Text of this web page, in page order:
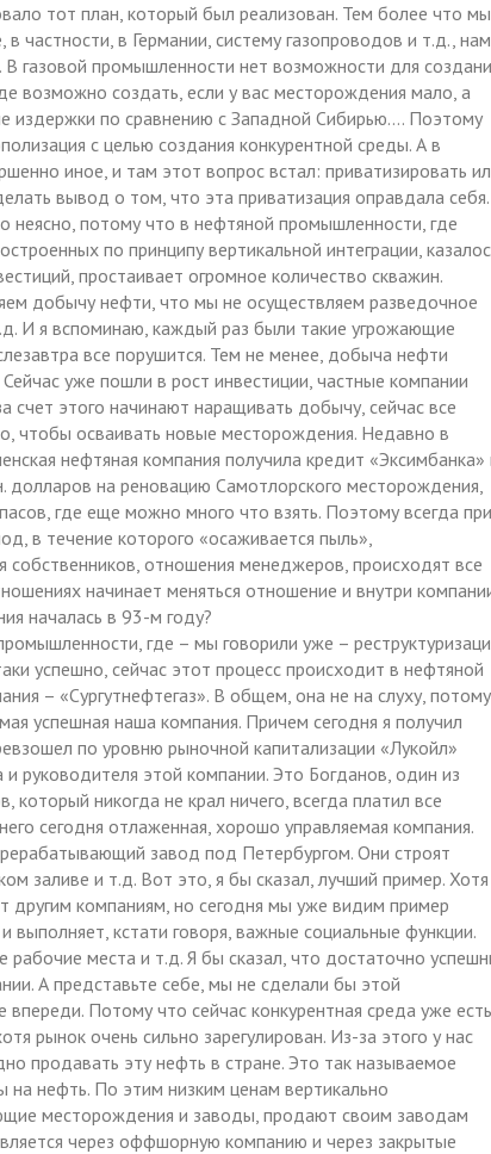
тот план, который был реализован. Тем более что мы
частности, в Германии, систему газопроводов и т.д., нам
газовой промышленности нет возможности для
возможно создать, если у вас месторождения мало, а
издержки по сравнению с Западной Сибирью…. Поэтому
с целью создания конкурентной среды. А в
иное, и там этот вопрос встал: приватизировать
вывод о том, что эта приватизация оправдала себя.
неясно, потому что в нефтяной промышленности, где
по принципу вертикальной интеграции,
простаивает огромное количество скважин.
добычу нефти, что мы не осуществляем разведочное
И я вспоминаю, каждый раз были такие угрожающие
все порушится. Тем не менее, добыча нефти
уже пошли в рост инвестиции, частные компании
этого начинают наращивать добычу, сейчас все
чтобы осваивать новые месторождения. Недавно в
нефтяная компания получила кредит «Эксимбанка»
на реновацию Самотлорского месторождения,
где еще можно много что взять. Поэтому всегда при
в течение которого «осаживается пыль»,
отношения менеджеров, происходят все
начинает меняться отношение и внутри
началась в 93-м году?
где – мы говорили уже –
успешно, сейчас этот процесс происходит в нефтяной
– «Сургутнефтегаз». В общем, она не на слуху, потому
успешная наша компания. Причем сегодня я получил
по уровню рыночной капитализации «Лукойл»
руководителя этой компании. Это Богданов, один из
никогда не крал ничего, всегда платил все
сегодня отлаженная, хорошо управляемая компания.
завод под Петербургом. Они строят
заливе и т.д. Вот это, я бы сказал, лучший пример. Хотя
компаниям, но сегодня мы уже видим пример
кстати говоря, важные социальные функции.
рабочие места и т.д. Я бы сказал, что достаточно
А представьте себе, мы не сделали бы этой
Потому что сейчас конкурентная среда уже
рынок очень сильно зарегулирован. Из-за этого у нас
продавать эту нефть в стране. Это так называемое
на нефть. По этим низким ценам вертикально
месторождения и заводы, продают своим заводам
через оффшорную компанию и через закрытые